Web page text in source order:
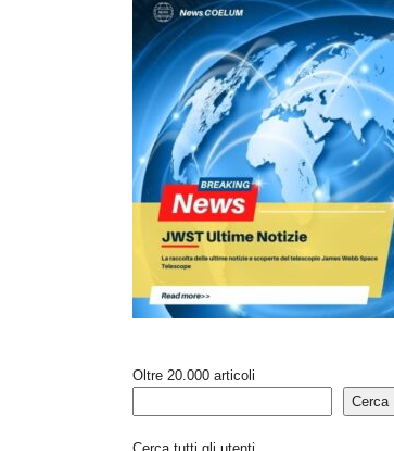
Oltre 20.000 articoli
Cerca